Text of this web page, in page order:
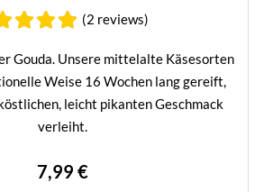
(2 reviews)
Gouda. Unsere mittelalte Käsesorten
Weise 16 Wochen lang gereift,
leicht pikanten Geschmack
verleiht.
7,99 €